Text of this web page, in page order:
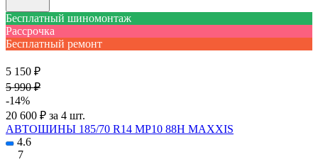
Бесплатный шиномонтаж
Рассрочка
Бесплатный ремонт
5 150 ₽
5 990 ₽
-14%
20 600 ₽ за 4 шт.
АВТОШИНЫ 185/70 R14 MP10 88H MAXXIS
4.6
7